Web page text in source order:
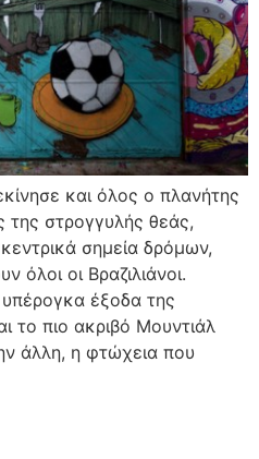
και όλος ο πλανήτης
της στρογγυλής θεάς,
σημεία δρόμων,
όλοι οι Βραζιλιάνοι.
έξοδα της
το πιο ακριβό Μουντιάλ
άλλη, η φτώχεια που